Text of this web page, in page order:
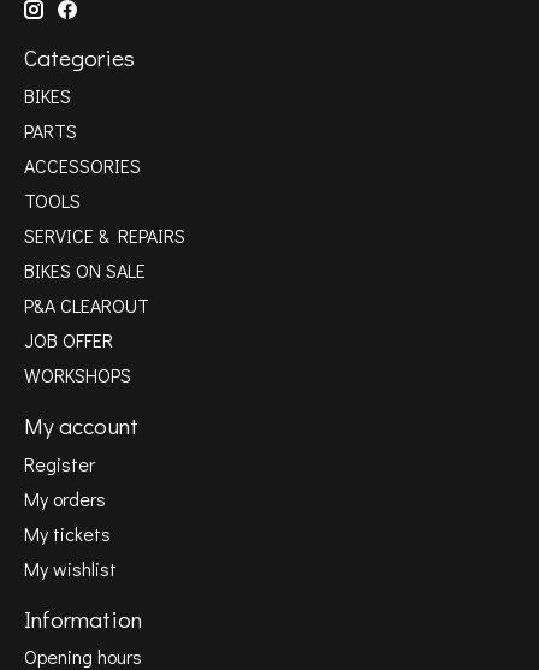
Categories
BIKES
PARTS
ACCESSORIES
TOOLS
SERVICE & REPAIRS
BIKES ON SALE
P&A CLEAROUT
JOB OFFER
WORKSHOPS
My account
Register
My orders
My tickets
My wishlist
Information
Opening hours